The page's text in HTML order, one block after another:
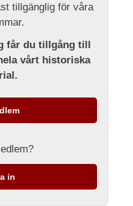
tillgänglig för våra
får du tillgång till
vårt historiska
in